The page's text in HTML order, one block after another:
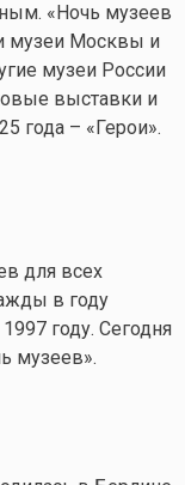
«Ночь музеев
музеи Москвы и
музеи России
выставки и
года – «Герои».
для всех
в году
году. Сегодня
музеев».